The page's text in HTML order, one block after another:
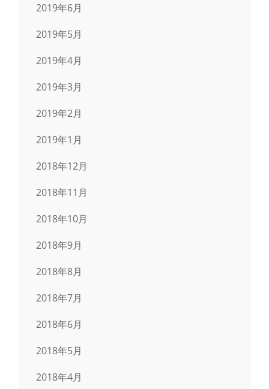
2019年6月
2019年5月
2019年4月
2019年3月
2019年2月
2019年1月
2018年12月
2018年11月
2018年10月
2018年9月
2018年8月
2018年7月
2018年6月
2018年5月
2018年4月